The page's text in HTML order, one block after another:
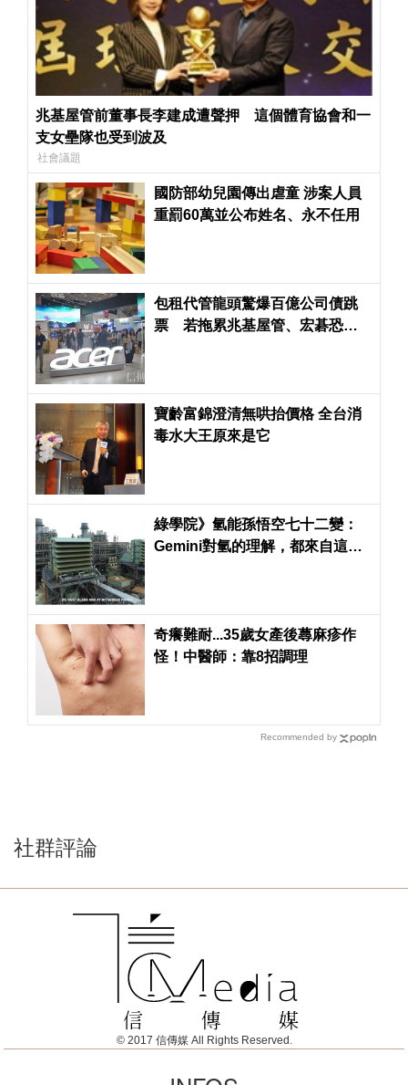
兆基屋管前董事長李建成遭聲押 這個體育協會和一
支女壘隊也受到波及
社會議題
國防部幼兒園傳出虐童 涉案人員
重罰60萬並公布姓名、永不任用
包租代管龍頭驚爆百億公司債跳
票 若拖累兆基屋管、宏碁恐淪
寶齡富錦澄清無哄抬價格 全台消
毒水大王原來是它
綠學院》氫能孫悟空七十二變：
Gemini對氫的理解，都來自這篇
奇癢難耐...35歲女產後蕁麻疹作
怪！中醫師：靠8招調理
Recommended by
社群評論
© 2017 信傳媒 All Rights Reserved.